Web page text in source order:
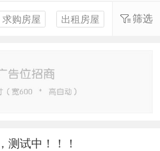
求购房屋 出租房屋 求租房屋
筛选
测试中！！！